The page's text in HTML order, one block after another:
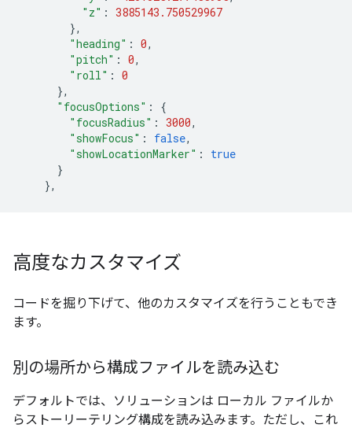
"z" : 3885143.750529967
},
"heading" : 0,
"pitch" : 0,
"roll" : 0
},
"focusOptions" :
{
"focusRadius" : 3000,
"showFocus" : false,
"showLocationMarker" :
true
}
},
高度なカスタマイズ
コードを掘り下げて、他のカスタマイズを行うこともでき
ます。
別の場所から構成ファイルを読み込む
デフォルトでは、ソリューションは ローカル ファイルか
らストーリーテリング構成を読み込みます。ただし、これ